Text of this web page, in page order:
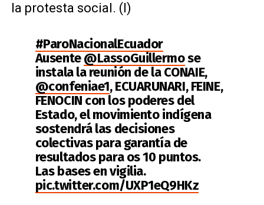
la protesta social. (I)
#ParoNacionalEcuador
Ausente@LassoGuillermose
instala la reunión de la CONAIE,
@confeniae1, ECUARUNARI, FEINE,
FENOCIN con los poderes del
Estado, el movimiento indígena
sostendrá las decisiones
colectivas para garantía de
resultados para os 10 puntos.
Las bases en vigilia.
pic.twitter.com/UXP1eQ9HKz